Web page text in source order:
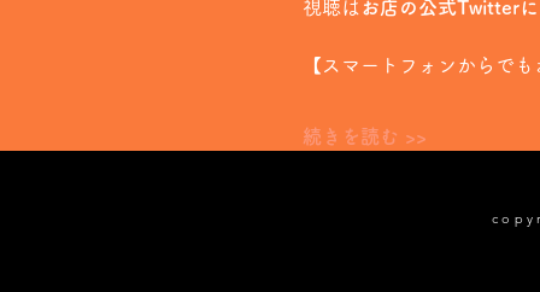
視聴は お店の公式Twitter
【スマートフォンからで
続きを読む >>